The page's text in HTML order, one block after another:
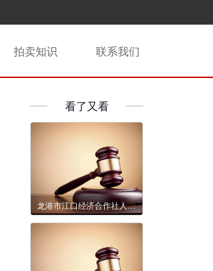
拍卖知识 联系我们
看了又看
龙港市江口经济合作社人民路880号停车场内1号、3号仓库1年租赁权拍卖公告